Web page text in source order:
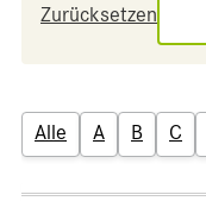
Zurücksetzen
Alle A B C